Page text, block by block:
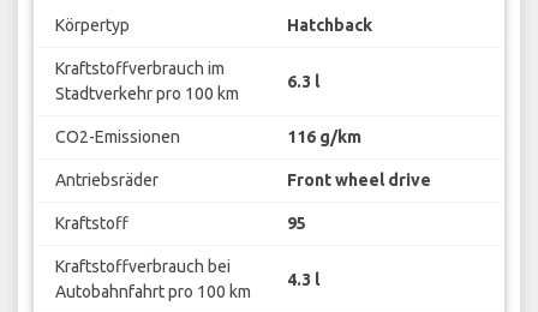
Körpertyp Hatchback
Kraftstoffverbrauch im
Stadtverkehr pro 100 km
6.3 l
CO2-Emissionen 116 g/km
Antriebsräder Front wheel drive
Kraftstoff 95
Kraftstoffverbrauch bei
Autobahnfahrt pro 100 km
4.3 l